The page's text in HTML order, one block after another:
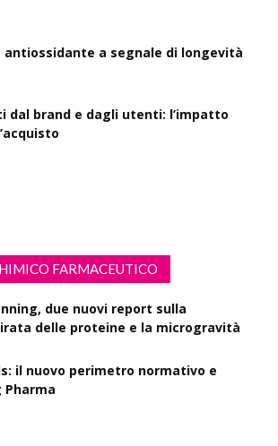
antiossidante a segnale di longevità
brand e dagli utenti: l’impatto
FARMACEUTICO
due nuovi report sulla
delle proteine e la microgravità
il nuovo perimetro normativo e
Pharma